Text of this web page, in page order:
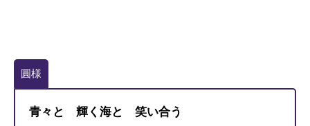
圓様
青々と 輝く海と 笑い合う